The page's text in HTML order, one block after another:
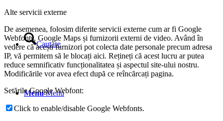
Cautare
Menu Menu
Alte servicii externe
De asemenea, folosim diferite servicii externe cum ar fi Google
Webfonts, Google Maps și furnizorii externi de video. Având în
vedere că acești furnizori pot colecta date personale precum adresa
IP, vă permitem să le blocați aici. Rețineți că acest lucru ar putea
reduce semnificativ funcționalitatea și aspectul site-ului nostru.
Modificările vor avea efect după ce reîncărcați pagina.
Setările Google Webfont:
Click to enable/disable Google Webfonts.